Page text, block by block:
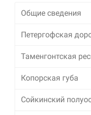
Общие сведения
Петергофская
Таменгонтская
Копорская губа
Сойкинский